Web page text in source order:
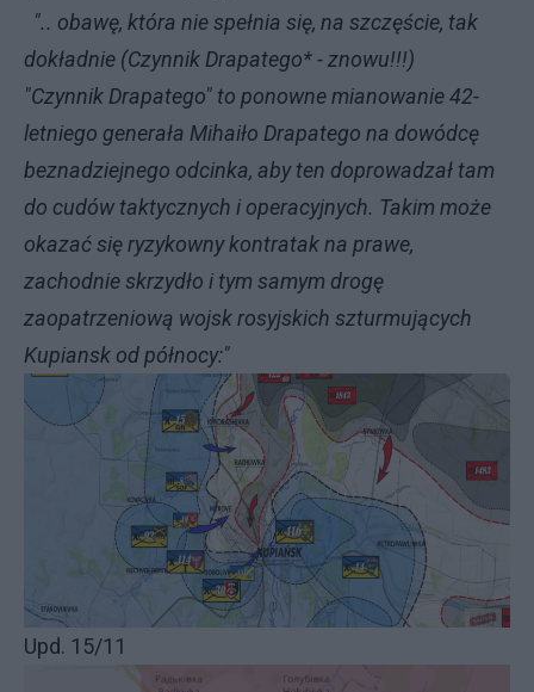
".. obawę, która nie spełnia się, na szczęście, tak
dokładnie (Czynnik Drapatego* - znowu!!!)
"Czynnik Drapatego" to ponowne mianowanie 42-
letniego generała Mihaiło Drapatego na dowódcę
beznadziejnego odcinka, aby ten doprowadzał tam
do cudów taktycznych i operacyjnych. Takim może
okazać się ryzykowny kontratak na prawe,
zachodnie skrzydło i tym samym drogę
zaopatrzeniową wojsk rosyjskich szturmujących
Kupiansk od północy:"
Upd. 15/11